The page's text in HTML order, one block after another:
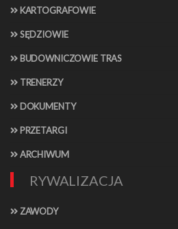
KARTOGRAFOWIE
SĘDZIOWIE
BUDOWNICZOWIE TRAS
TRENERZY
DOKUMENTY
PRZETARGI
ARCHIWUM
RYWALIZACJA
ZAWODY